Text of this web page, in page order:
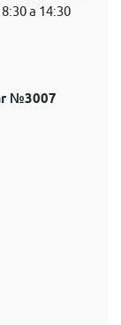
a 14:30
№3007